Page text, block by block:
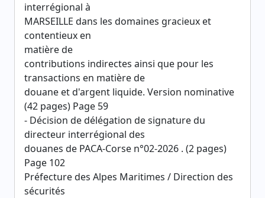
interrégional à
MARSEILLE dans les domaines gracieux et
contentieux en
matière de
contributions indirectes ainsi que pour les
transactions en matière de
douane et d'argent liquide. Version nominative
(42 pages) Page 59
- Décision de délégation de signature du
directeur interrégional des
douanes de PACA-Corse n°02-2026 . (2 pages)
Page 102
Préfecture des Alpes Maritimes / Direction des
sécurités